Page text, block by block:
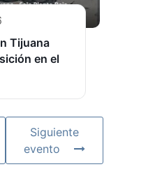
Tijuana
en el
Siguiente
evento